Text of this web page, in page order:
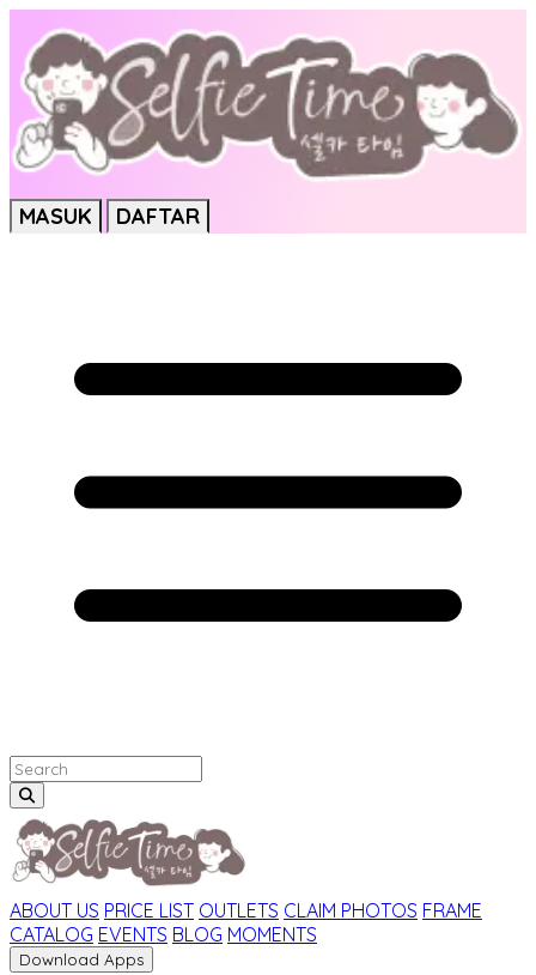
MASUK DAFTAR
ABOUT US PRICE LIST OUTLETS CLAIM PHOTOS FRAME
CATALOG EVENTS BLOG MOMENTS
Download Apps